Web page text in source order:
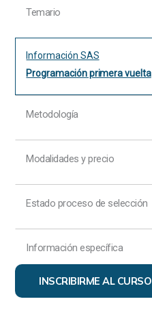
Temario
Información SAS
Programación primera vuelta
Metodología
Modalidades y precio
Estado proceso de selección
Información específica
INSCRIBIRME AL CURSO